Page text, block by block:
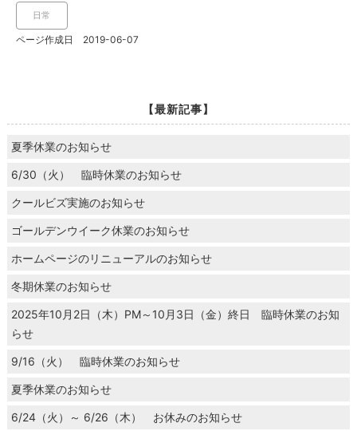
日常
ページ作成日 2019-06-07
【最新記事】
夏季休業のお知らせ
6/30（火） 臨時休業のお知らせ
クールビズ実施のお知らせ
ゴールデンウイーク休業のお知らせ
ホームページのリニューアルのお知らせ
冬期休業のお知らせ
2025年10月2日（木）PM～10月3日（金）終日 臨時休業のお知
らせ
9/16（火） 臨時休業のお知らせ
夏季休業のお知らせ
6/24（火）～ 6/26（木） お休みのお知らせ